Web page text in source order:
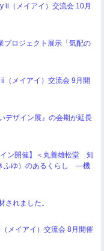
ii（メイアイ）交流会 10月
プロジェクト展示「気配の
（メイアイ）交流会 9月開
デザイン展』の会期が延長
イン開催】＜丸善雄松堂 知
ふゆ）のあるくらし ―機
されました。
メイアイ）交流会 8月開催